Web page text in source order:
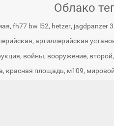
Облако
, fh77 bw l52, hetzer, jagdpanzer
, артиллерийская
, войны, вооружение, второй,
, красная площадь, м109, мировой